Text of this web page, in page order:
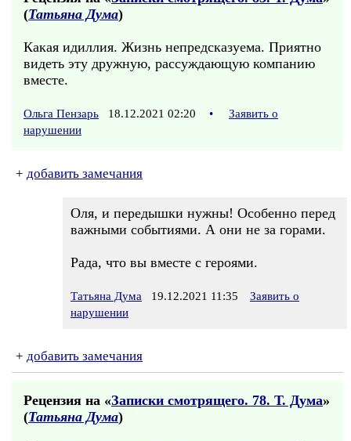
(Татьяна Дума)
Какая идиллия. Жизнь непредсказуема. Приятно
видеть эту дружную, рассуждающую компанию
вместе.
Ольга Пензарь 18.12.2021 02:20 •
Заявить о
нарушении
+ добавить замечания
Оля, и передышки нужны! Особенно перед
важными событиями. А они не за горами.
Рада, что вы вместе с героями.
Татьяна Дума 19.12.2021 11:35
Заявить о
нарушении
+ добавить замечания
Рецензия на «Записки смотрящего. 78. Т. Дума»
(Татьяна Дума)